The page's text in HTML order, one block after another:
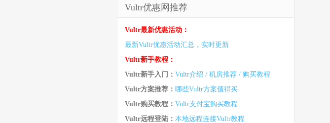
Vultr优惠网推荐
Vultr最新优惠活动：
最新Vultr优惠活动汇总，实时更新
Vultr新手教程：
Vultr新手入门： Vultr介绍 / 机房推荐 / 购买教程
Vultr方案推荐： 哪些Vultr方案值得买
Vultr购买教程： Vultr支付宝购买教程
Vultr远程登陆： 本地远程连接Vultr教程